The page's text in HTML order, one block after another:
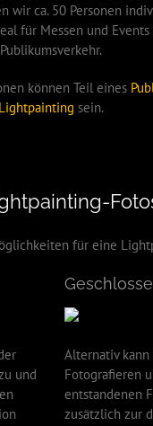
wir ca. 50 Personen
für Messen und
Publikumsverkehr.
können Teil eines
Lightpainting sein.
für eine
und
Alternativ
Fotografieren
entstandenen
zusätzlich zur